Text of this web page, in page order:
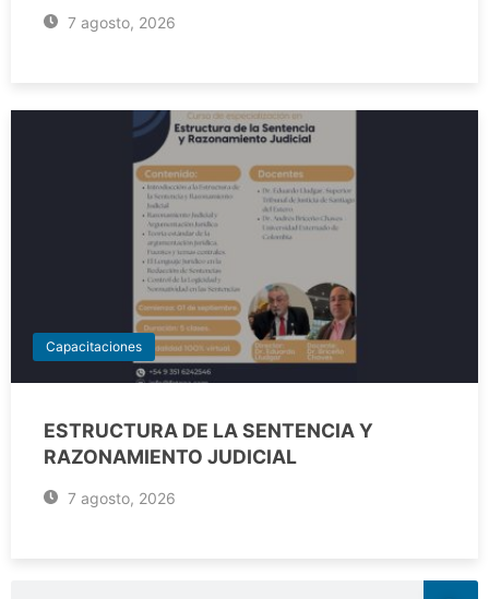
7 agosto, 2026
Capacitaciones
ESTRUCTURA DE LA SENTENCIA Y
RAZONAMIENTO JUDICIAL
7 agosto, 2026